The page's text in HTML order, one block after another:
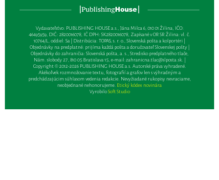
Vydavateľsťvo: PUBLISHING HOUSE a.s., Jána Milca 6, 010 01 Žilina, IČO:
46495959, DIČ: 2820016078, IČ DPH: SK2820016078, Zapísané v OR SR Žilina: vl. č.
10764/L, oddiel: Sa | Distribúcia: TOPAS, s. r. o., Slovenská pošta a kolportéri |
Objednávky na predplatné: prijíma každá pošta a doručovateľ Slovenskej pošty |
Objednávky do zahraničia: Slovenská pošta, a. s., Stredisko predplatného tlače,
Nám. slobody 27, 810 05 Bratislava 15, e-mail:zahranicna.tlac@slposta.sk. |
Copyright © 2012-2026 PUBLISHING HOUSE a.s. Autorské práva vyhradené.
Akékoľvek rozmnožovanie textu, fotografií a grafov len s výhradným a
predchádzajúcim súhlasom vedenia redakcie. Nevyžiadané rukopisy nevraciame,
neobjednané nehonorujeme. Etický kódex novinára
VyrobiloSoft Studio